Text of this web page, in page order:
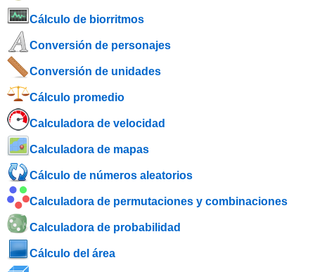
Cálculo de biorritmos
Conversión de personajes
Conversión de unidades
Cálculo promedio
Calculadora de velocidad
Calculadora de mapas
Cálculo de números aleatorios
Calculadora de permutaciones y combinaciones
Calculadora de probabilidad
Cálculo del área